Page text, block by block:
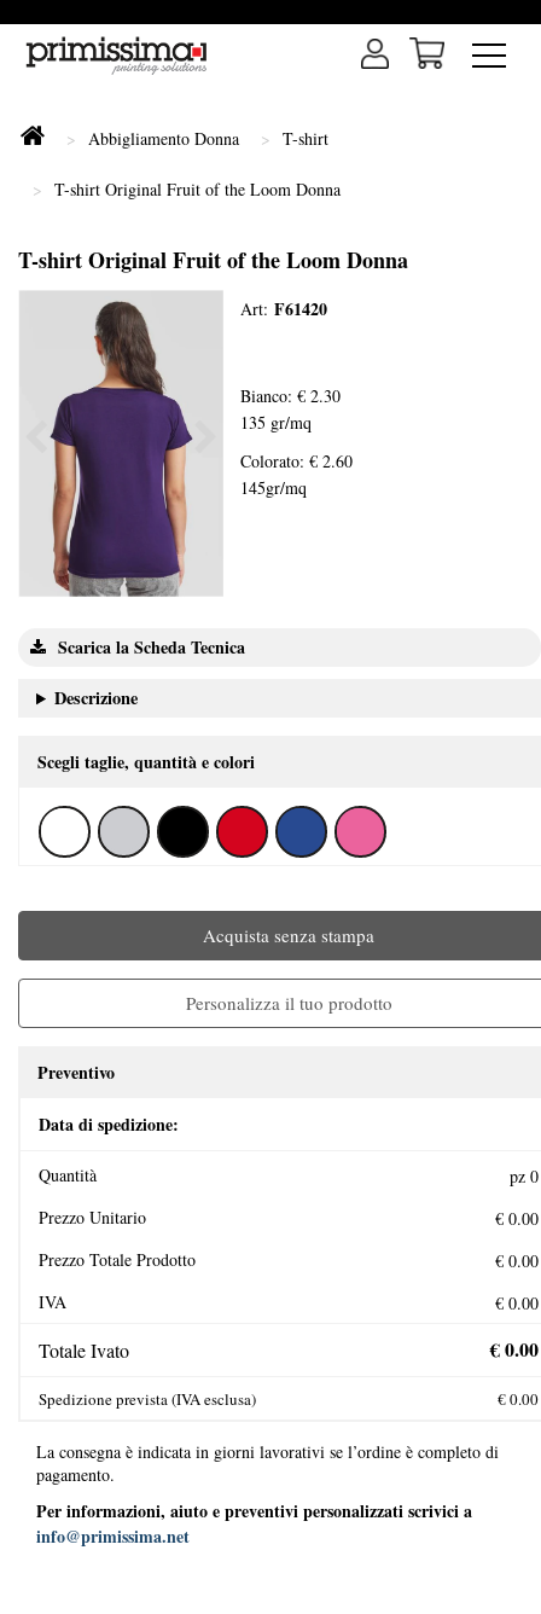
Abbigliamento Donna T-shirt
T-shirt Original Fruit of the Loom Donna
T-shirt Original Fruit of the Loom Donna
Art: F61420
Bianco: € 2.30
135 gr/mq
Colorato: € 2.60
145gr/mq
Scarica la Scheda Tecnica
Descrizione
Scegli taglie, quantità e colori
Acquista senza stampa
Personalizza il tuo prodotto
Preventivo
Data di spedizione:
Quantità
Prezzo Unitario
Prezzo Totale Prodotto
IVA
Totale Ivato
Spedizione prevista (IVA esclusa)
La consegna è indicata in giorni lavorativi se l’ordine è completo di
pagamento.
Per informazioni, aiuto e preventivi personalizzati scrivici a
info@primissima.net